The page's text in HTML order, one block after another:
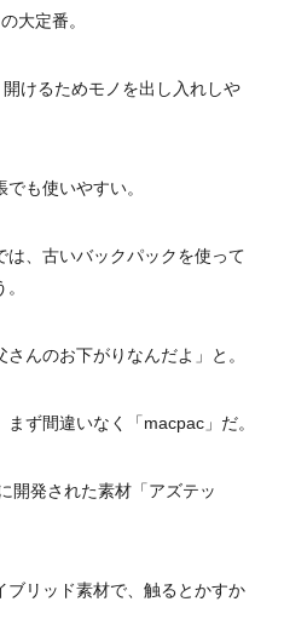
大定番。
けるためモノを出し入れしや
も使いやすい。
、古いバックパックを使って
んのお下がりなんだよ」と。
ず間違いなく「macpac」だ。
開発された素材「アズテッ
ブリッド素材で、触るとかすか